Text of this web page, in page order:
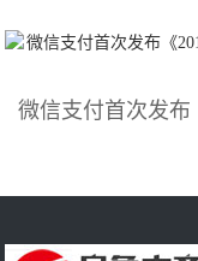
微信支付首次发